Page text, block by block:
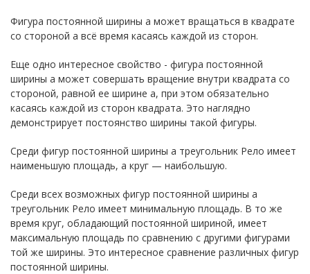
Фигура постоянной ширины a может вращаться в квадрате
со стороной a всё время касаясь каждой из сторон.
Еще одно интересное свойство - фигура постоянной
ширины a может совершать вращение внутри квадрата со
стороной, равной ее ширине a, при этом обязательно
касаясь каждой из сторон квадрата. Это наглядно
демонстрирует постоянство ширины такой фигуры.
Среди фигур постоянной ширины a треугольник Рело имеет
наименьшую площадь, а круг — наибольшую.
Среди всех возможных фигур постоянной ширины a
треугольник Рело имеет минимальную площадь. В то же
время круг, обладающий постоянной шириной, имеет
максимальную площадь по сравнению с другими фигурами
той же ширины. Это интересное сравнение различных фигур
постоянной ширины.